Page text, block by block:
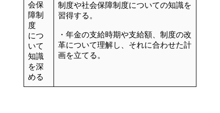
会保
障制
度
につ
いて
知識
を深
める
制度や社会保障制度についての知識を
習得する。
・年金の支給時期や支給額、制度の改
革について理解し、それに合わせた計
画を立てる。